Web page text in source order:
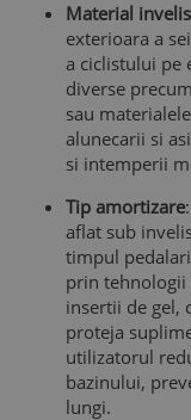
Material invelis
exterioara a
a ciclistului pe
diverse
sau
alunecarii si
si intemperii
Tip amortizare
aflat sub
timpul
prin tehnologii
insertii de gel,
proteja
utilizatorul
bazinului,
lungi.